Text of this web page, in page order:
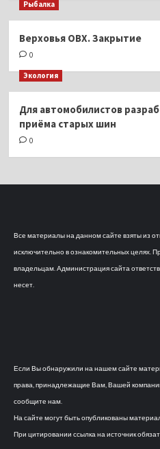
Рыбалка
Верховья ОВХ. Закрытие
0
Экология
Для автомобилистов
приёма старых шин
0
Все материалы на данном сайте взяты из
исключительно в ознакомительных целях.
владельцам. Администрация сайта
несет.
Если Вы обнаружили на нашем сайте
права, принадлежащие Вам, Вашей
сообщите нам.
На сайте могут быть опубликованы
При цитировании ссылка на источник